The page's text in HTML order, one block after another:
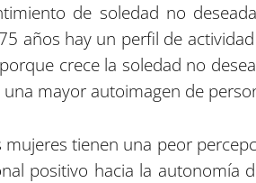
de soledad no
años hay un perfil de
crece la soledad no
mayor autoimagen de
tienen una peor
positivo hacia la autonomía